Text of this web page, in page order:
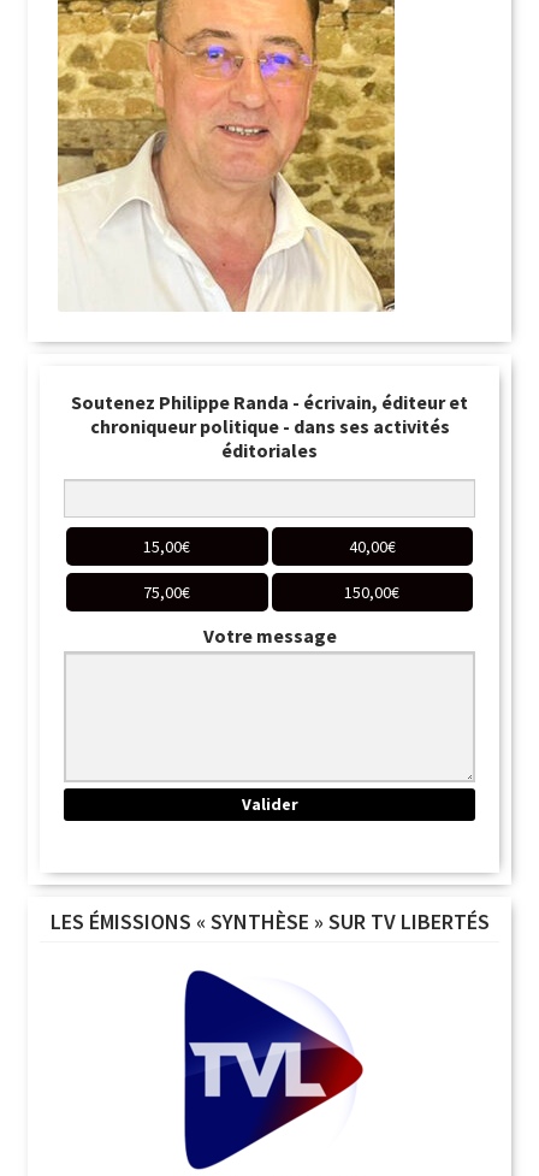
Soutenez Philippe Randa - écrivain, éditeur et
chroniqueur politique - dans ses activités
éditoriales
15,00€ 40,00€
75,00€ 150,00€
Votre message
LES ÉMISSIONS « SYNTHÈSE » SUR TV LIBERTÉS